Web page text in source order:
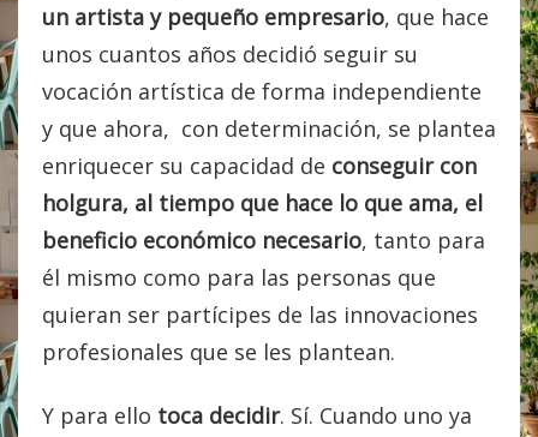
un artista y pequeño empresario, que hace
unos cuantos años decidió seguir su
vocación artística de forma independiente
y que ahora, con determinación, se plantea
enriquecer su capacidad de conseguir con
holgura, al tiempo que hace lo que ama, el
beneficio económico necesario, tanto para
él mismo como para las personas que
quieran ser partícipes de las innovaciones
profesionales que se les plantean.
Y para ello toca decidir. Sí. Cuando uno ya